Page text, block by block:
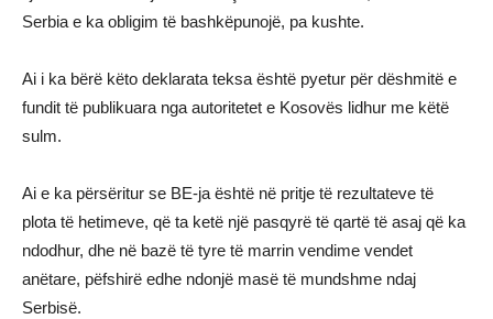
Serbia e ka obligim të bashkëpunojë, pa kushte.
Ai i ka bërë këto deklarata teksa është pyetur për dëshmitë e
fundit të publikuara nga autoritetet e Kosovës lidhur me këtë
sulm.
Ai e ka përsëritur se BE-ja është në pritje të rezultateve të
plota të hetimeve, që ta ketë një pasqyrë të qartë të asaj që ka
ndodhur, dhe në bazë të tyre të marrin vendime vendet
anëtare, pëfshirë edhe ndonjë masë të mundshme ndaj
Serbisë.